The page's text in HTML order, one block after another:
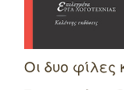
Οι δυο